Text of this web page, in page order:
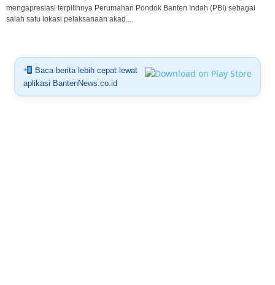
mengapresiasi terpilihnya Perumahan Pondok Banten Indah (PBI) sebagai
salah satu lokasi pelaksanaan akad...
Baca berita lebih cepat lewat
aplikasi BantenNews.co.id